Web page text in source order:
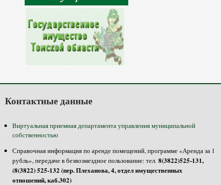
Контактные данные
Виртуальная приемная департамента управления муниципальной
собственностью
Справочная информация по аренде помещений, программе «Аренда за 1
рубль», передаче в безвозмездное пользование: тел. 8(3822)525-131,
(8(3822) 525-132 (пер. Плеханова, 4, отдел имущественных
отношений, каб.302)